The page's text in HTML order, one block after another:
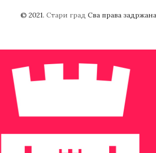
© 2021. Стари град Сва права